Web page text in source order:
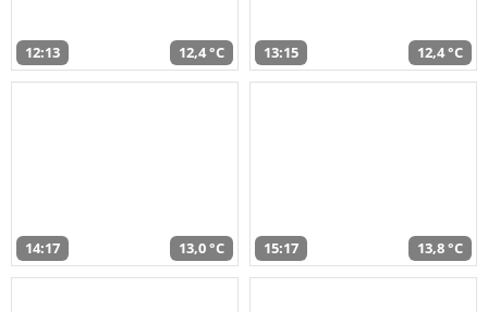
12:13 12,4 °C 13:15 12,4 °C
14:17 13,0 °C 15:17 13,8 °C